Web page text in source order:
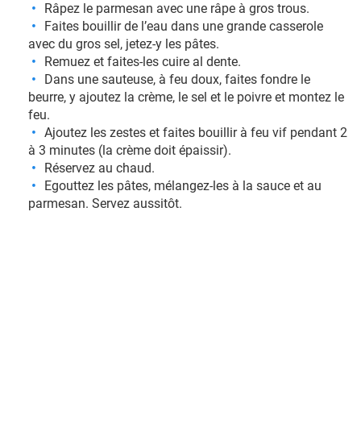
Râpez le parmesan avec une râpe à gros trous.
Faites bouillir de l’eau dans une grande casserole
avec du gros sel, jetez-y les pâtes.
Remuez et faites-les cuire al dente.
Dans une sauteuse, à feu doux, faites fondre le
beurre, y ajoutez la crème, le sel et le poivre et montez le
feu.
Ajoutez les zestes et faites bouillir à feu vif pendant 2
à 3 minutes (la crème doit épaissir).
Réservez au chaud.
Egouttez les pâtes, mélangez-les à la sauce et au
parmesan. Servez aussitôt.